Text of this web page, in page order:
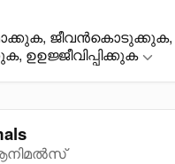
ഉഉജ്ജീവിപ്പിക്കുക